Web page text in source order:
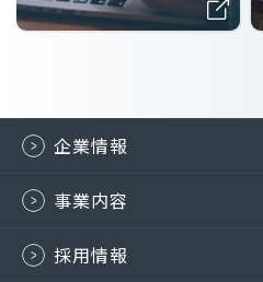
企業情報
事業内容
採用情報